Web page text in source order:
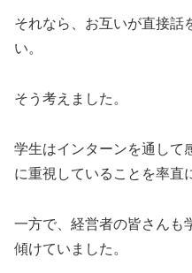
それなら、お互いが直接話
い。
そう考えました。
学生はインターンを通して
に重視していることを率直
一方で、経営者の皆さんも
傾けていました。